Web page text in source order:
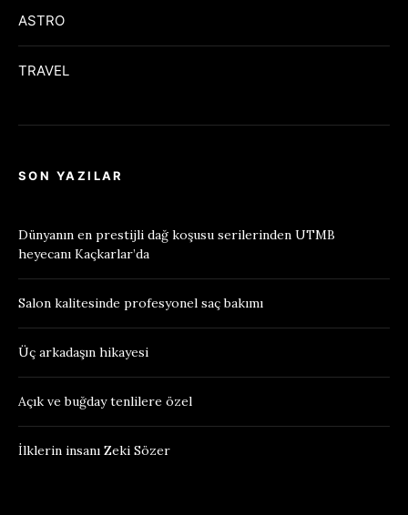
ASTRO
TRAVEL
SON YAZILAR
Dünyanın en prestijli dağ koşusu serilerinden UTMB
heyecanı Kaçkarlar’da
Salon kalitesinde profesyonel saç bakımı
Üç arkadaşın hikayesi
Açık ve buğday tenlilere özel
İlklerin insanı Zeki Sözer